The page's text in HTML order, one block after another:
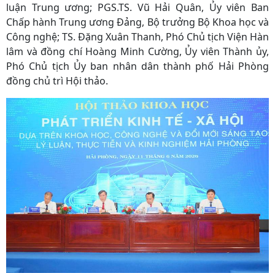
luận Trung ương; PGS.TS. Vũ Hải Quân, Ủy viên Ban
Chấp hành Trung ương Đảng, Bộ trưởng Bộ Khoa học và
Công nghệ; TS. Đặng Xuân Thanh, Phó Chủ tịch Viện Hàn
lâm và đồng chí Hoàng Minh Cường, Ủy viên Thành ủy,
Phó Chủ tịch Ủy ban nhân dân thành phố Hải Phòng
đồng chủ trì Hội thảo.